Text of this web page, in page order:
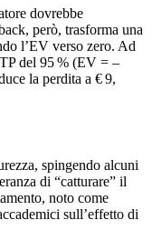
dovrebbe
però, trasforma una
l’EV verso zero. Ad
del 95 % (EV = –
la perdita a € 9,
spingendo alcuni
di “catturare” il
noto come
sull’effetto di